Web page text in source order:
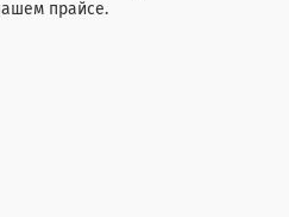
прайсе.